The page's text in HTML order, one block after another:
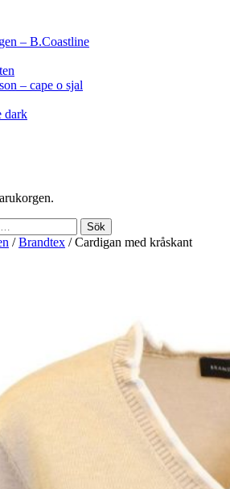
– B.Coastline
– cape o sjal
dark
Sök
/Brandtex / Cardigan med kråskant